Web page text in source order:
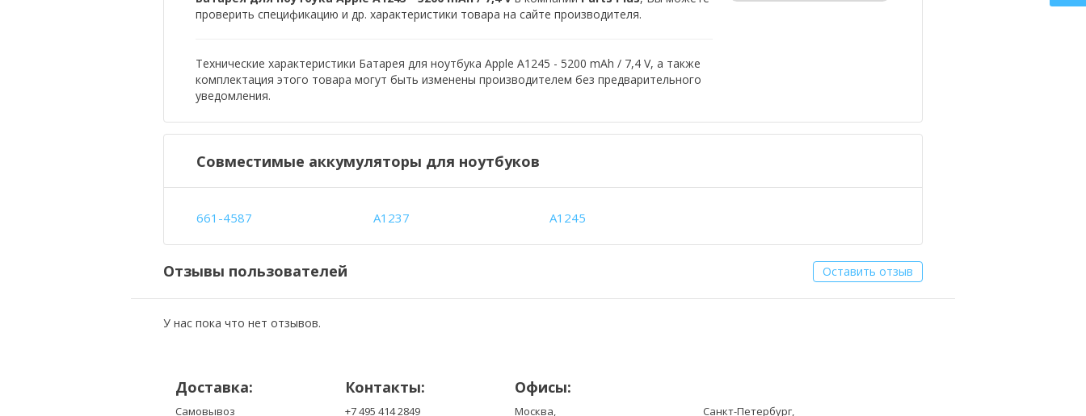
проверить спецификацию и др. характеристики товара на сайте производителя.
Технические характеристики Батарея для ноутбука Apple A1245 - 5200 mAh / 7,4 V, а также
комплектация этого товара могут быть изменены производителем без предварительного
уведомления.
Совместимые аккумуляторы для ноутбуков
661-4587 A1237 A1245
Отзывы пользователей Оставить отзыв
У нас пока что нет отзывов.
Доставка:
Самовывоз
Контакты:
+7 495 414 2849
Офисы:
Москва, Санкт-Петербург,